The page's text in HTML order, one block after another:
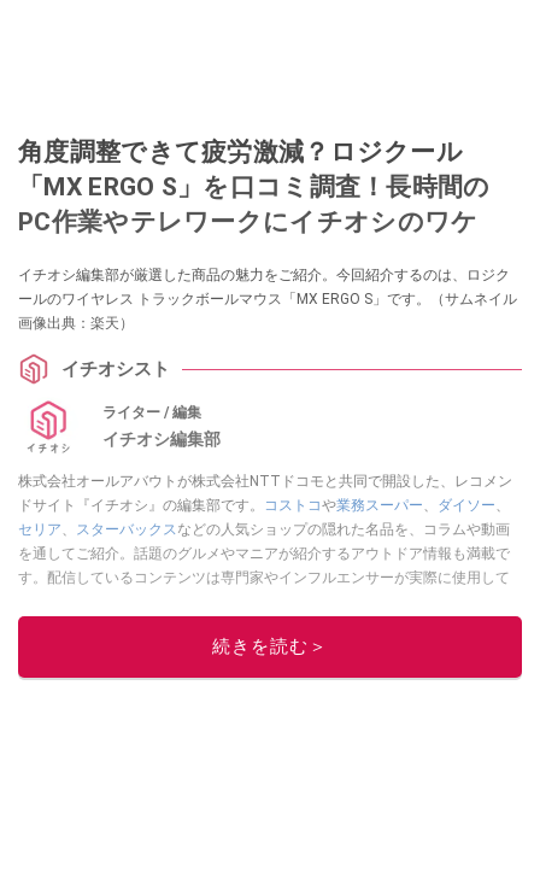
角度調整できて疲労激減？ロジクール
「MX ERGO S」を口コミ調査！長時間の
PC作業やテレワークにイチオシのワケ
イチオシ編集部が厳選した商品の魅力をご紹介。今回紹介するのは、ロジク
ールのワイヤレス トラックボールマウス「MX ERGO S」です。（サムネイル
画像出典：楽天）
イチオシスト
ライター / 編集
イチオシ編集部
株式会社オールアバウトが株式会社NTTドコモと共同で開設した、レコメン
ドサイト『イチオシ』の編集部です。
コストコや業務スーパー、 ダイソー、
セリア、 スターバックスなどの人気ショップの隠れた名品を、コラムや動画
を通してご紹介。話題のグルメやマニアが紹介するアウトドア情報も満載で
す。配信しているコンテンツは専門家やインフルエンサーが実際に使用して
ニュースでフォロー
続きを読む＞